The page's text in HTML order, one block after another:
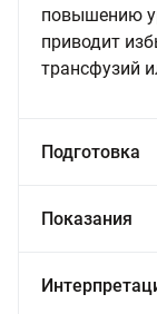
повышению
приводит
трансфузий
Подготовка
Показания